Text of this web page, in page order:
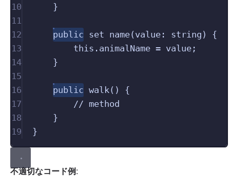
10
}
11
12
public set name( value : string )
{
13
this . animalName = value ;
14
}
15
16
public walk ()
{
17
// method
18
}
19
}
不適切なコード例 :